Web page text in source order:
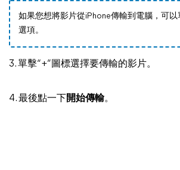
如果您想將影片從iPhone傳輸到電腦，可
選項。
3. 單擊“+”圖標選擇要傳輸的影片。
4. 最後點一下 開始傳輸。